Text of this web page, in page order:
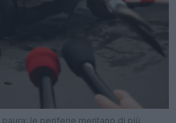
le periferie meritano di più